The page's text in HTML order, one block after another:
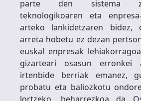
parte den sistema
teknologikoaren eta
arteko lankidetzaren bidez,
arreta hobetu ez dezan
euskal enpresak
gizarteari osasun erronkei
irtenbide berriak emanez,
probatu eta baliozkotu